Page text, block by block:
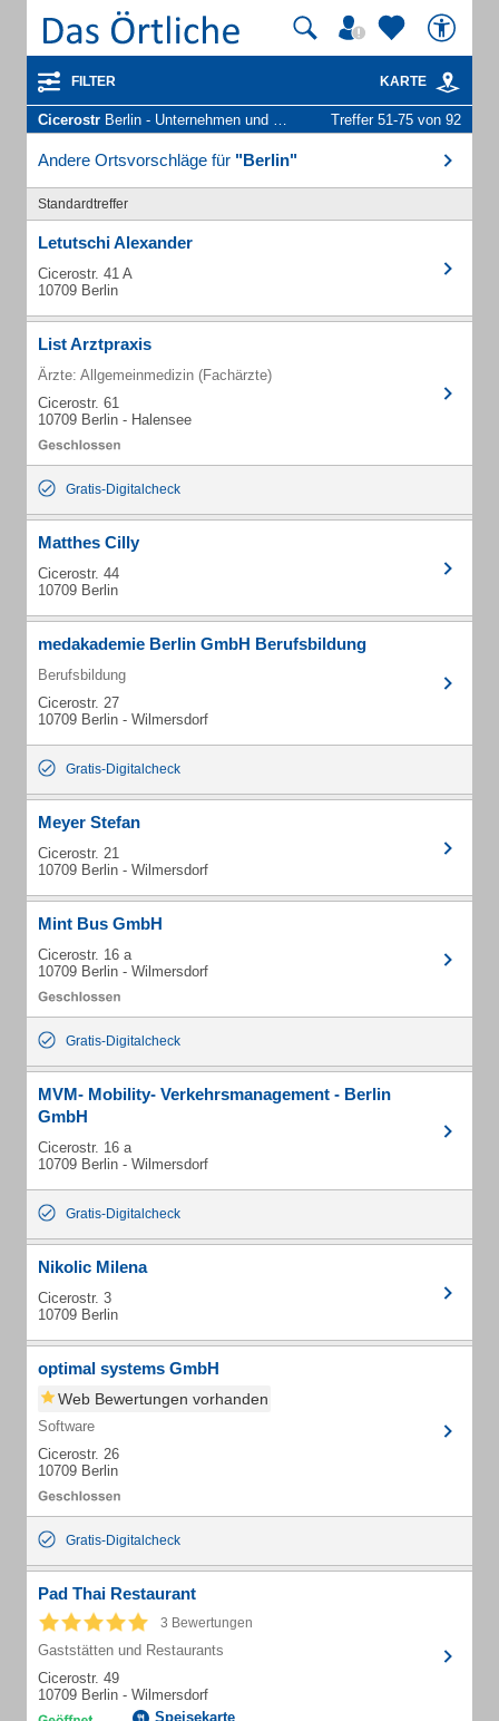
FILTER KARTE
Cicerostr Berlin - Unternehmen und Personen Treffer 51-75 von 92
Andere Ortsvorschläge für "Berlin"
Standardtreffer
Letutschi Alexander
Cicerostr. 41 A
10709 Berlin
List Arztpraxis
Ärzte: Allgemeinmedizin (Fachärzte)
Cicerostr. 61
10709 Berlin - Halensee
Gratis-Digitalcheck
Matthes Cilly
Cicerostr. 44
10709 Berlin
medakademie Berlin GmbH Berufsbildung
Berufsbildung
Cicerostr. 27
10709 Berlin - Wilmersdorf
Gratis-Digitalcheck
Meyer Stefan
Cicerostr. 21
10709 Berlin - Wilmersdorf
Mint Bus GmbH
Cicerostr. 16 a
10709 Berlin - Wilmersdorf
Gratis-Digitalcheck
MVM- Mobility- Verkehrsmanagement - Berlin
GmbH
Cicerostr. 16 a
10709 Berlin - Wilmersdorf
Gratis-Digitalcheck
Nikolic Milena
Cicerostr. 3
10709 Berlin
optimal systems GmbH
Web Bewertungen vorhanden
Software
Cicerostr. 26
10709 Berlin
Gratis-Digitalcheck
Pad Thai Restaurant
3 Bewertungen
Gaststätten und Restaurants
Cicerostr. 49
10709 Berlin - Wilmersdorf
Speisekarte